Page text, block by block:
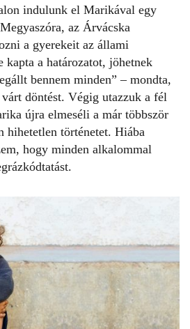
indulunk el Marikával egy
az Árvácska
a gyerekeit az állami
kapta a határozatot, jöhetnek
bennem minden” – mondta,
döntést. Végig utazzuk a fél
újra elmeséli a már többször
hihetetlen történetet. Hiába
hogy minden alkalommal